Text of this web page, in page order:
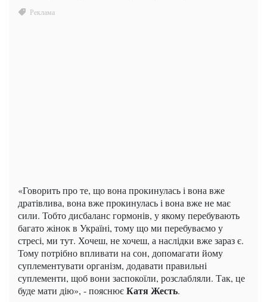
«Говорить про те, що вона прокинулась і вона вже
дратівлива, вона вже прокинулась і вона вже не має
сили. Тобто дисбаланс гормонів, у якому перебувають
багато жінок в Україні, тому що ми перебуваємо у
стресі, ми тут. Хочеш, не хочеш, а наслідки вже зараз є.
Тому потрібно впливати на сон, допомагати йому
суплементувати організм, додавати правильні
суплементи, щоб вони заспокоїли, розслабляли. Так, це
буде мати дію», - пояснюєКатя Жесть.